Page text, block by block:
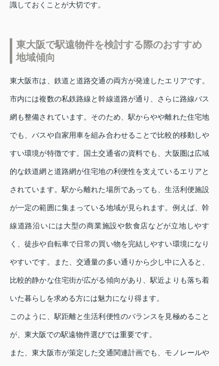
識しておくことが大切です。
東大阪で駅遠物件を検討する際のおすすめ
地域傾向
東大阪市は、鉄道と道路交通の両方が発達したエリアです。
市内には複数の私鉄路線と幹線道路が通り、さらに路線バス
網も整備されています。そのため、駅からやや離れた住宅地
でも、バスや自家用車を組み合わせることで比較的移動しや
すい環境が特徴です。国土交通省の資料でも、大阪圏は広域
的な鉄道網と道路網が住宅地の利便性を支えているエリアと
されています。駅から離れた場所であっても、生活利便施設
が一定の範囲に集まっている地域が見られます。例えば、幹
線道路沿いには大型の商業施設や飲食店などが立地しやす
く、徒歩や自転車で日常の買い物を完結しやすい環境になり
やすいです。また、交通量の多い通りから少し中に入ると、
比較的静かな住宅街が広がる傾向があり、駅近よりも落ち着
いた暮らしを求める方には魅力になり得ます。
このように、駅距離と生活利便性のバランスを見極めること
が、東大阪での駅遠物件選びでは重要です。
また、東大阪市が策定した交通関連計画でも、モノレールや